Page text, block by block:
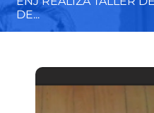
DE...